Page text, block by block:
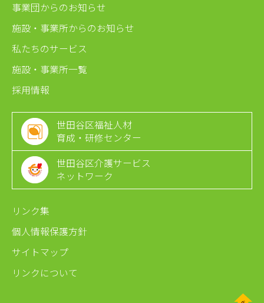
事業団からのお知らせ
施設・事業所からのお知らせ
私たちのサービス
施設・事業所一覧
採用情報
世田谷区福祉人材
育成・研修センター
世田谷区介護サービス
ネットワーク
リンク集
個人情報保護方針
サイトマップ
リンクについて